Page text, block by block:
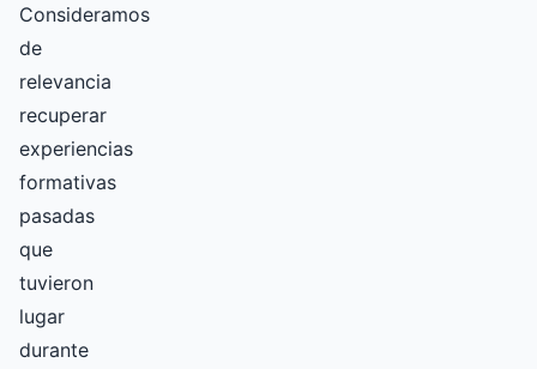
Consideramos
de
relevancia
recuperar
experiencias
formativas
pasadas
que
tuvieron
lugar
durante